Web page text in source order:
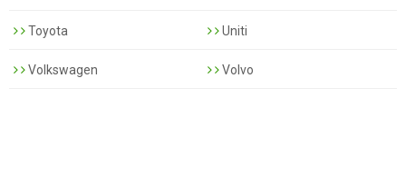
Toyota Uniti
Volkswagen Volvo